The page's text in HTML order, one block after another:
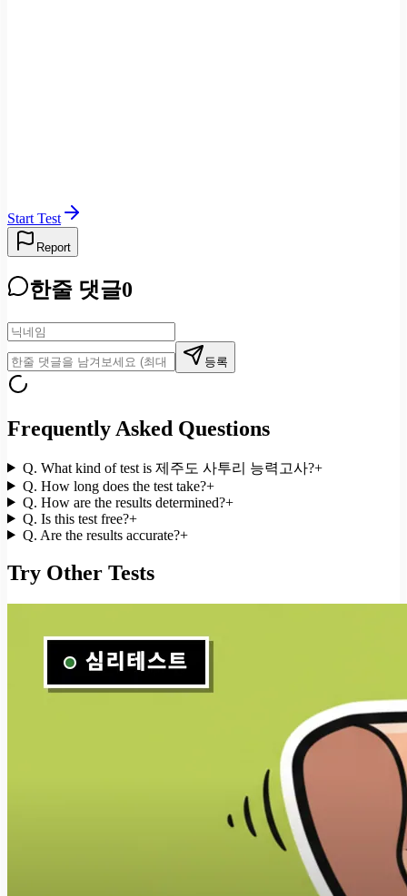
Start Test
Report
한줄 댓글0
등록
Frequently Asked Questions
Q. What kind of test is 제주도 사투리 능력고사?+
Q. How long does the test take?+
Q. How are the results determined?+
Q. Is this test free?+
Q. Are the results accurate?+
Try Other Tests